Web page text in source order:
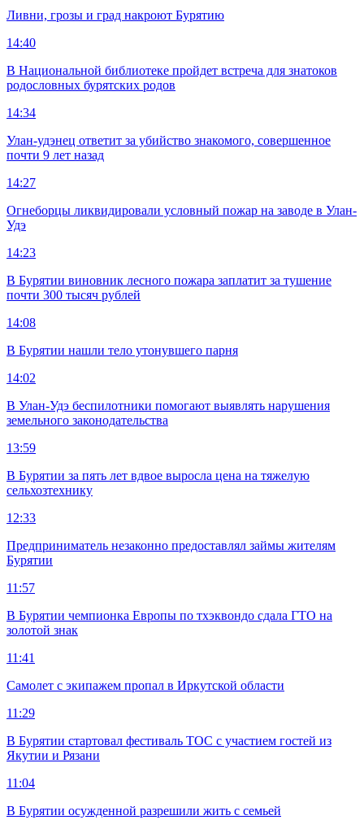
Ливни, грозы и град накроют Бурятию
14:40
В Национальной библиотеке пройдет встреча для знатоков
родословных бурятских родов
14:34
Улан-удэнец ответит за убийство знакомого, совершенное
почти 9 лет назад
14:27
Огнеборцы ликвидировали условный пожар на заводе в Улан-
Удэ
14:23
В Бурятии виновник лесного пожара заплатит за тушение
почти 300 тысяч рублей
14:08
В Бурятии нашли тело утонувшего парня
14:02
В Улан-Удэ беспилотники помогают выявлять нарушения
земельного законодательства
13:59
В Бурятии за пять лет вдвое выросла цена на тяжелую
сельхозтехнику
12:33
Предприниматель незаконно предоставлял займы жителям
Бурятии
11:57
В Бурятии чемпионка Европы по тхэквондо сдала ГТО на
золотой знак
11:41
Самолет с экипажем пропал в Иркутской области
11:29
В Бурятии стартовал фестиваль ТОС с участием гостей из
Якутии и Рязани
11:04
В Бурятии осужденной разрешили жить с семьей